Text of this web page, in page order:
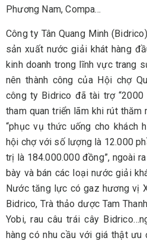
Phương Nam, Compa…
Công ty Tân Quang Minh
sản xuất nước giải khát hàng
kinh doanh trong lĩnh vực trang
nên thành công của Hội chợ
công ty Bidrico đã tài trợ “2000
tham quan triển lãm khi rút thăm
“phục vụ thức uống cho khách
hội chợ với số lượng là 12.000
trị là 184.000.000 đồng”, ngoài
bày và bán các loại nước giải
Nước tăng lực có gaz hương vị
Bidrico, Trà thảo dược Tam
Yobi, rau câu trái cây
hàng có nhu cầu với giá thật ưu